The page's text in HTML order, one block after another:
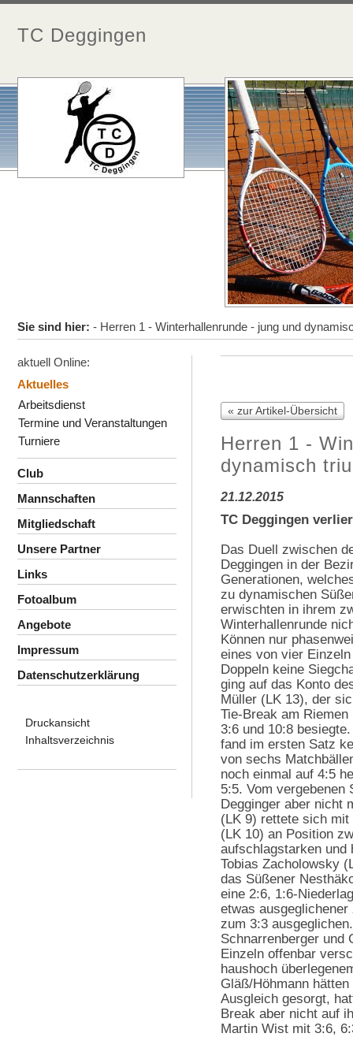
TC Deggingen
Sie sind hier: - Herren 1 - Winterhallenrunde - jung und
aktuell Online:
Aktuelles
Arbeitsdienst
Termine und Veranstaltungen
Turniere
Club
Mannschaften
Mitgliedschaft
Unsere Partner
Links
Fotoalbum
Angebote
Impressum
Datenschutzerklärung
Druckansicht
Inhaltsverzeichnis
« zur Artikel-Übersicht
Herren 1 -
dynamisch
21.12.2015
TC Deggingen
Das Duell zwischen
Deggingen in der
Generationen,
zu dynamischen
erwischten in ihrem
Winterhallenrunde
Können nur
eines von vier
Doppeln keine
ging auf das Konto
Müller (LK 13), der
Tie-Break am
3:6 und 10:8
fand im ersten Satz
von sechs
noch einmal auf 4:5
5:5. Vom
Degginger aber nicht
(LK 9) rettete sich
(LK 10) an Position
aufschlagstarken und
Tobias Zacholowsky
das Süßener
eine 2:6, 1:6-
etwas
zum 3:3
Schnarrenberger und
Einzeln offenbar
haushoch
Gläß/Höhmann
Ausgleich gesorgt,
Break aber nicht auf
Martin Wist mit 3:6,